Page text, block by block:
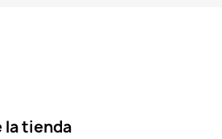
la tienda